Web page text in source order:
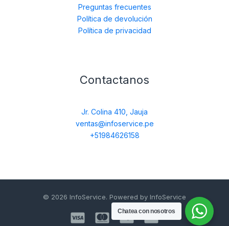
Preguntas frecuentes
Política de devolución
Política de privacidad
Contactanos
Jr. Colina 410, Jauja
ventas@infoservice.pe
+51984626158
© 2026 InfoService. Powered by InfoService
Chatea con nosotros